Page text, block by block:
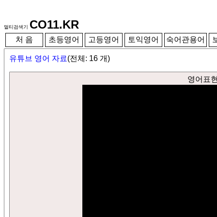
멀티검색기 CO11.KR
처 음 초등영어 고등영어 토익영어 숙어관용어
유튜브 영어 자료(전체: 16 개)
영어표